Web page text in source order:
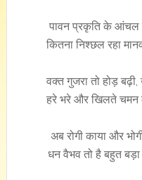
पावन प्रकृति के आंचल
कितना निश्छल रहा
वक्त गुजरा तो होड़
हरे भरे और खिलते चमन
अब रोगी काया और
धन वैभव तो है बहुत